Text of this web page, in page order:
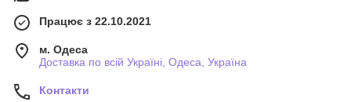
Працює з 22.10.2021
м. Одеса
Доставка по всій Україні, Одеса, Україна
Контакти